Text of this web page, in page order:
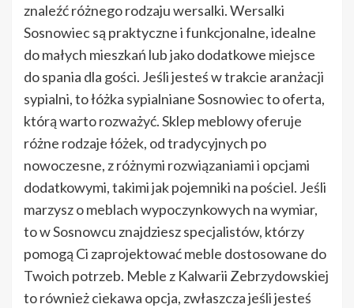
znaleźć różnego rodzaju wersalki. Wersalki
Sosnowiec są praktyczne i funkcjonalne, idealne
do małych mieszkań lub jako dodatkowe miejsce
do spania dla gości. Jeśli jesteś w trakcie aranżacji
sypialni, to łóżka sypialniane Sosnowiec to oferta,
którą warto rozważyć. Sklep meblowy oferuje
różne rodzaje łóżek, od tradycyjnych po
nowoczesne, z różnymi rozwiązaniami i opcjami
dodatkowymi, takimi jak pojemniki na pościel. Jeśli
marzysz o meblach wypoczynkowych na wymiar,
to w Sosnowcu znajdziesz specjalistów, którzy
pomogą Ci zaprojektować meble dostosowane do
Twoich potrzeb. Meble z Kalwarii Zebrzydowskiej
to również ciekawa opcja, zwłaszcza jeśli jesteś